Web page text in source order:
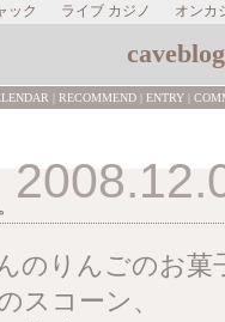
ック ライブ カジノ オンカ
caveblog
| RECOMMEND| ENTRY|
のりんごのお
スコーン、